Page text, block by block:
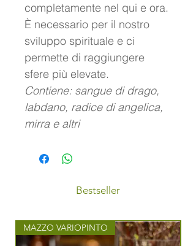
completamente nel qui e ora.
È necessario per il nostro
sviluppo spirituale e ci
permette di raggiungere
sfere più elevate.
Contiene: sangue di drago,
labdano, radice di angelica,
mirra e altri
Bestseller
MAZZO VARIOPINTO